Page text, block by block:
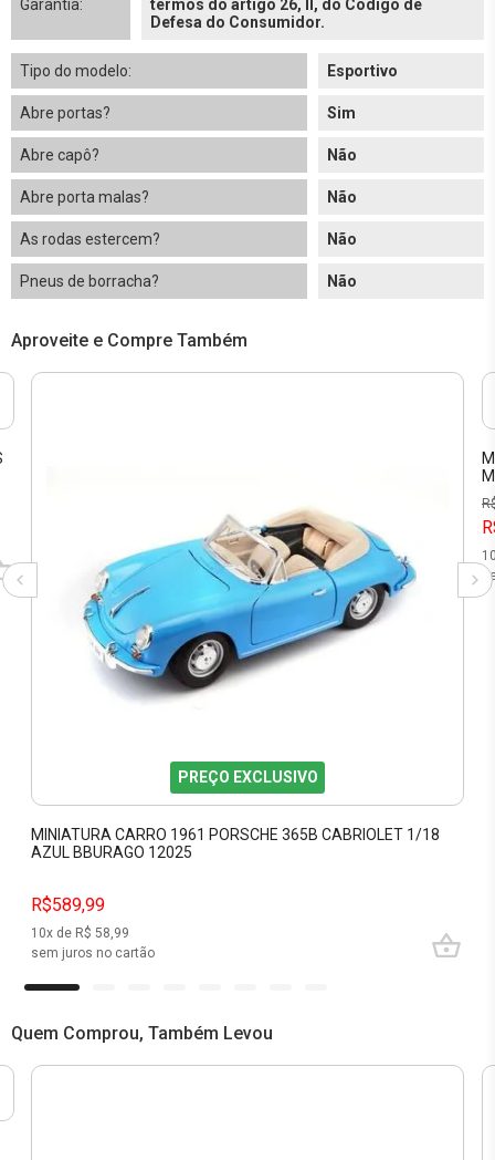
Garantia:
termos do artigo 26, II, do Código de
Defesa do Consumidor.
Tipo do modelo: Esportivo
Abre portas? Sim
Abre capô? Não
Abre porta malas? Não
As rodas estercem? Não
Pneus de borracha? Não
Aproveite e Compre Também
PREÇO EXCLUSIVO
MINIATURA CARRO 1961 PORSCHE 365B CABRIOLET 1/18
AZUL BBURAGO 12025
R$589,99
10x de R$ 58,99
sem juros no cartão
Quem Comprou, Também Levou